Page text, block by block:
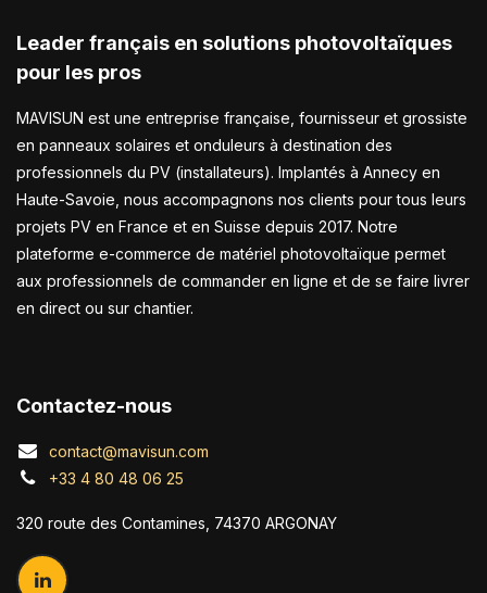
Leader français en solutions photovoltaïques
pour les pros
MAVISUN est une entreprise française, fournisseur et grossiste
en panneaux solaires et onduleurs à destination des
professionnels du PV (installateurs). Implantés à Annecy en
Haute-Savoie, nous accompagnons nos clients pour tous leurs
projets PV en France et en Suisse depuis 2017. Notre
plateforme e-commerce de matériel photovoltaïque permet
aux professionnels de commander en ligne et de se faire livrer
en direct ou sur chantier.
Contactez-nous
contact@mavisun.com
+33 4 80 48 06 25
320 route des Contamines, 74370 ARGONAY